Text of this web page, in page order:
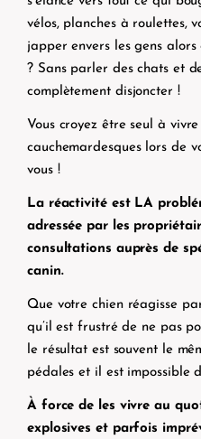
vélos, planches à roulettes,
japper envers les gens
? Sans parler des chats et
complètement disjoncter !
Vous croyez être seul à vivre
cauchemardesques lors de
vous !
La réactivité est LA
adressée par les
consultations auprès de
canin.
Que votre chien réagisse
qu’il est frustré de ne pas
le résultat est souvent le
pédales et il est impossible
À force de les vivre au
explosives et parfois